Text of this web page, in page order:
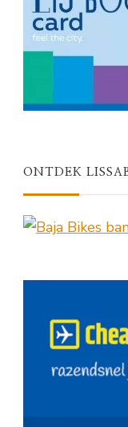
ONTDEK